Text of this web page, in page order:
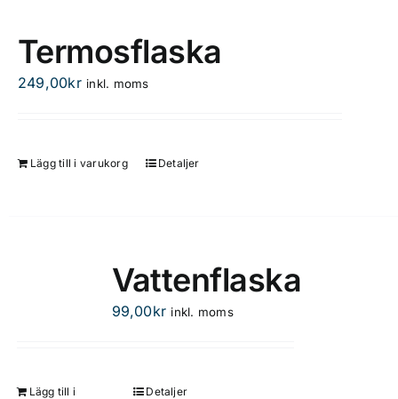
Termosflaska
249,00kr inkl. moms
Lägg till i varukorg Detaljer
Vattenflaska
99,00kr inkl. moms
Lägg till i
Detaljer